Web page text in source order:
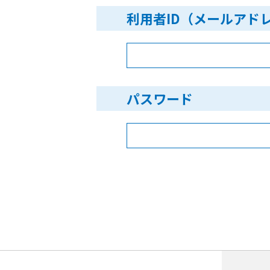
利用者ID（メールアド
パスワード